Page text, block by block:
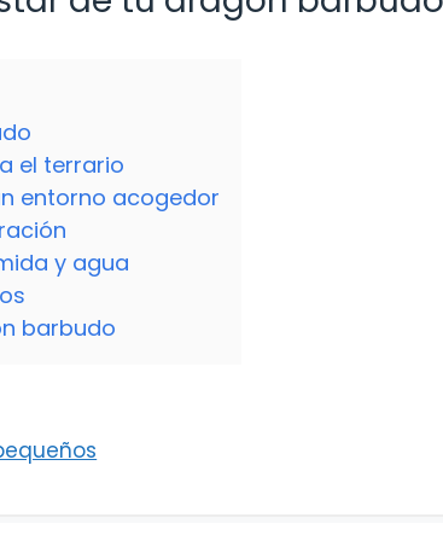
el terrario
entorno acogedor
y agua
barbudo